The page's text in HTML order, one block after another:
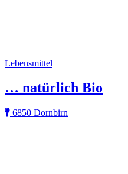
Lebensmittel
… natürlich Bio
6850 Dornbirn